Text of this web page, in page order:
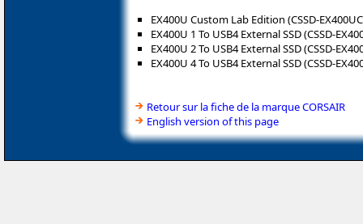
EX400U Custom Lab Edition (CSSD-
EX400U 1 To USB4 External SSD (CSSD-
EX400U 2 To USB4 External SSD (CSSD-
EX400U 4 To USB4 External SSD (CSSD-
Retour sur la fiche de la marque CORSAIR
English version of this page